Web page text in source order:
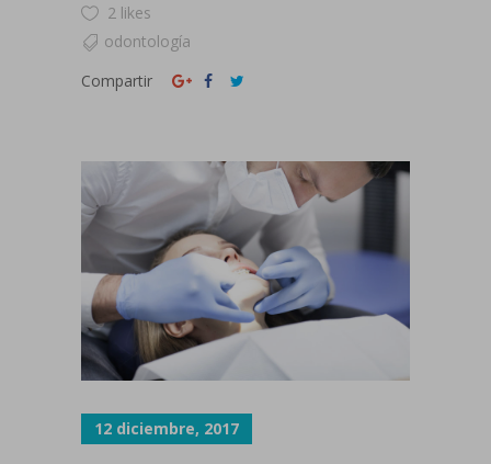
2 likes
odontología
Compartir
12 diciembre, 2017